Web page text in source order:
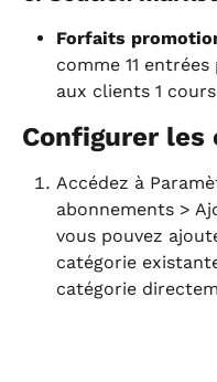
Forfaits
comme 11
aux clients 1
Configurer les
Accédez à
abonnements >
vous pouvez
catégorie
catégorie